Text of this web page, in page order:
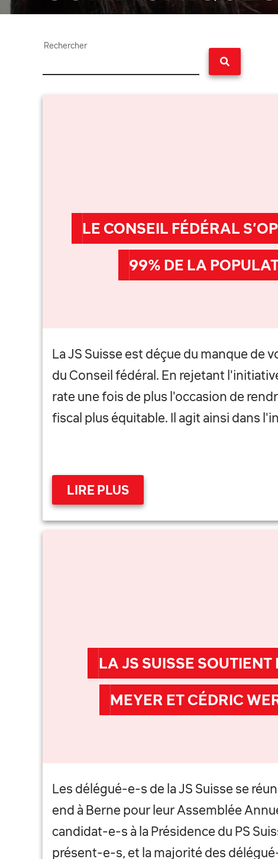
Rechercher
LE CONSEIL FÉDÉRAL
99% DE LA
La JS Suisse est déçue du manque de
du Conseil fédéral. En rejetant
rate une fois de plus l'occasion de
fiscal plus équitable. Il agit ainsi dans
LIRE PLUS
LA JS SUISSE
MEYER ET CÉDRIC
Les délégué-e-s de la JS Suisse se
end à Berne pour leur Assemblée
candidat-e-s à la Présidence du PS
présent-e-s, et la majorité des